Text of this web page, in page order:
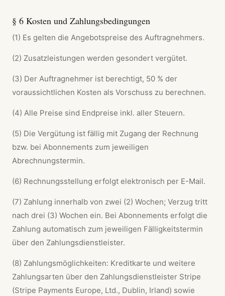
§ 6 Kosten und Zahlungsbedingungen
(1) Es gelten die Angebotspreise des Auftragnehmers.
(2) Zusatzleistungen werden gesondert vergütet.
(3) Der Auftragnehmer ist berechtigt, 50 % der
voraussichtlichen Kosten als Vorschuss zu berechnen.
(4) Alle Preise sind Endpreise inkl. aller Steuern.
(5) Die Vergütung ist fällig mit Zugang der Rechnung
bzw. bei Abonnements zum jeweiligen
Abrechnungstermin.
(6) Rechnungsstellung erfolgt elektronisch per E-Mail.
(7) Zahlung innerhalb von zwei (2) Wochen; Verzug tritt
nach drei (3) Wochen ein. Bei Abonnements erfolgt die
Zahlung automatisch zum jeweiligen Fälligkeitstermin
über den Zahlungsdienstleister.
(8) Zahlungsmöglichkeiten: Kreditkarte und weitere
Zahlungsarten über den Zahlungsdienstleister Stripe
(Stripe Payments Europe, Ltd., Dublin, Irland) sowie